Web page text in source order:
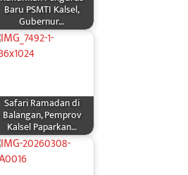
Baru PSMTI Kalsel,
Gubernur…
Safari Ramadan di
Balangan, Pemprov
Kalsel Paparkan…